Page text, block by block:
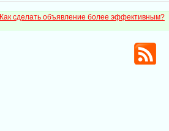
Как сделать объявление более эффективным?